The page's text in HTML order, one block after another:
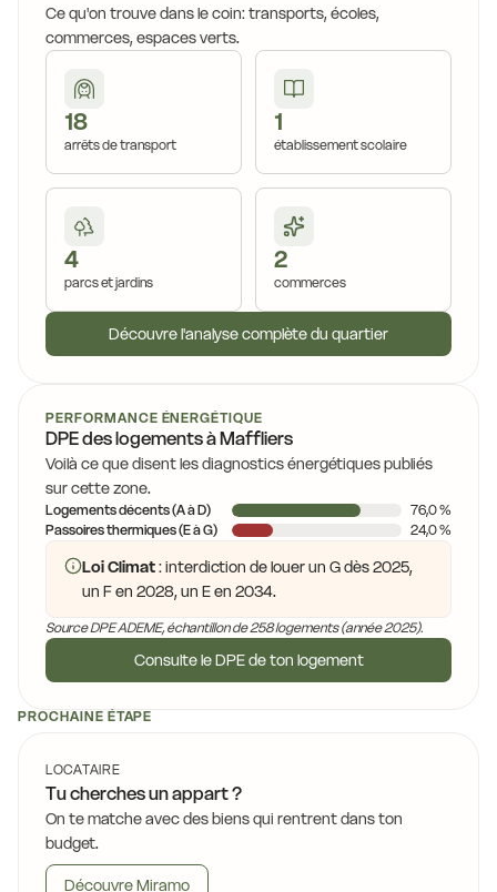
Ce qu'on trouve dans le coin: transports, écoles,
commerces, espaces verts.
18
arrêts de transport
1
établissement scolaire
4
parcs et jardins
2
commerces
Découvre l'analyse complète du quartier
PERFORMANCE ÉNERGÉTIQUE
DPE des logements à Maffliers
Voilà ce que disent les diagnostics énergétiques publiés
sur cette zone.
Logements décents (A à D)
76,0 %
Passoires thermiques (E à G)
24,0 %
Loi Climat: interdiction de louer un G dès 2025,
un F en 2028, un E en 2034.
Source DPE ADEME, échantillon de 258 logements (année 2025).
Consulte le DPE de ton logement
PROCHAINE ÉTAPE
LOCATAIRE
Tu cherches un appart ?
On te matche avec des biens qui rentrent dans ton
budget.
Découvre Miramo